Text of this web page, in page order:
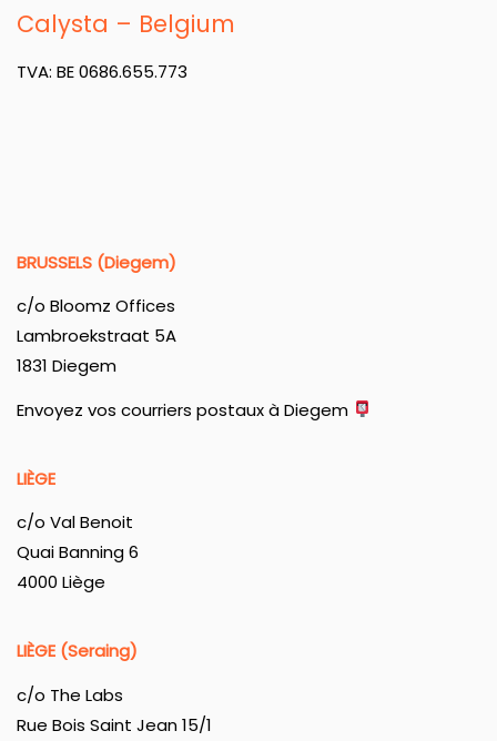
Calysta – Belgium
TVA: BE 0686.655.773
BRUSSELS (Diegem)
c/o Bloomz Offices
Lambroekstraat 5A
1831 Diegem
Envoyez vos courriers postaux à Diegem
LIÈGE
c/o Val Benoit
Quai Banning 6
4000 Liège
LIÈGE (Seraing)
c/o The Labs
Rue Bois Saint Jean 15/1